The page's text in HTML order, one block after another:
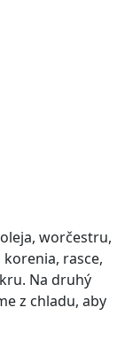
worčestru,
rasce,
Na druhý
z chladu, aby